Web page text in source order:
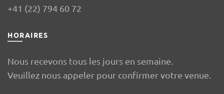
+41 (22) 794 60 72
HORAIRES
Nous recevons tous les jours en semaine.
Veuillez nous appeler pour confirmer votre venue.